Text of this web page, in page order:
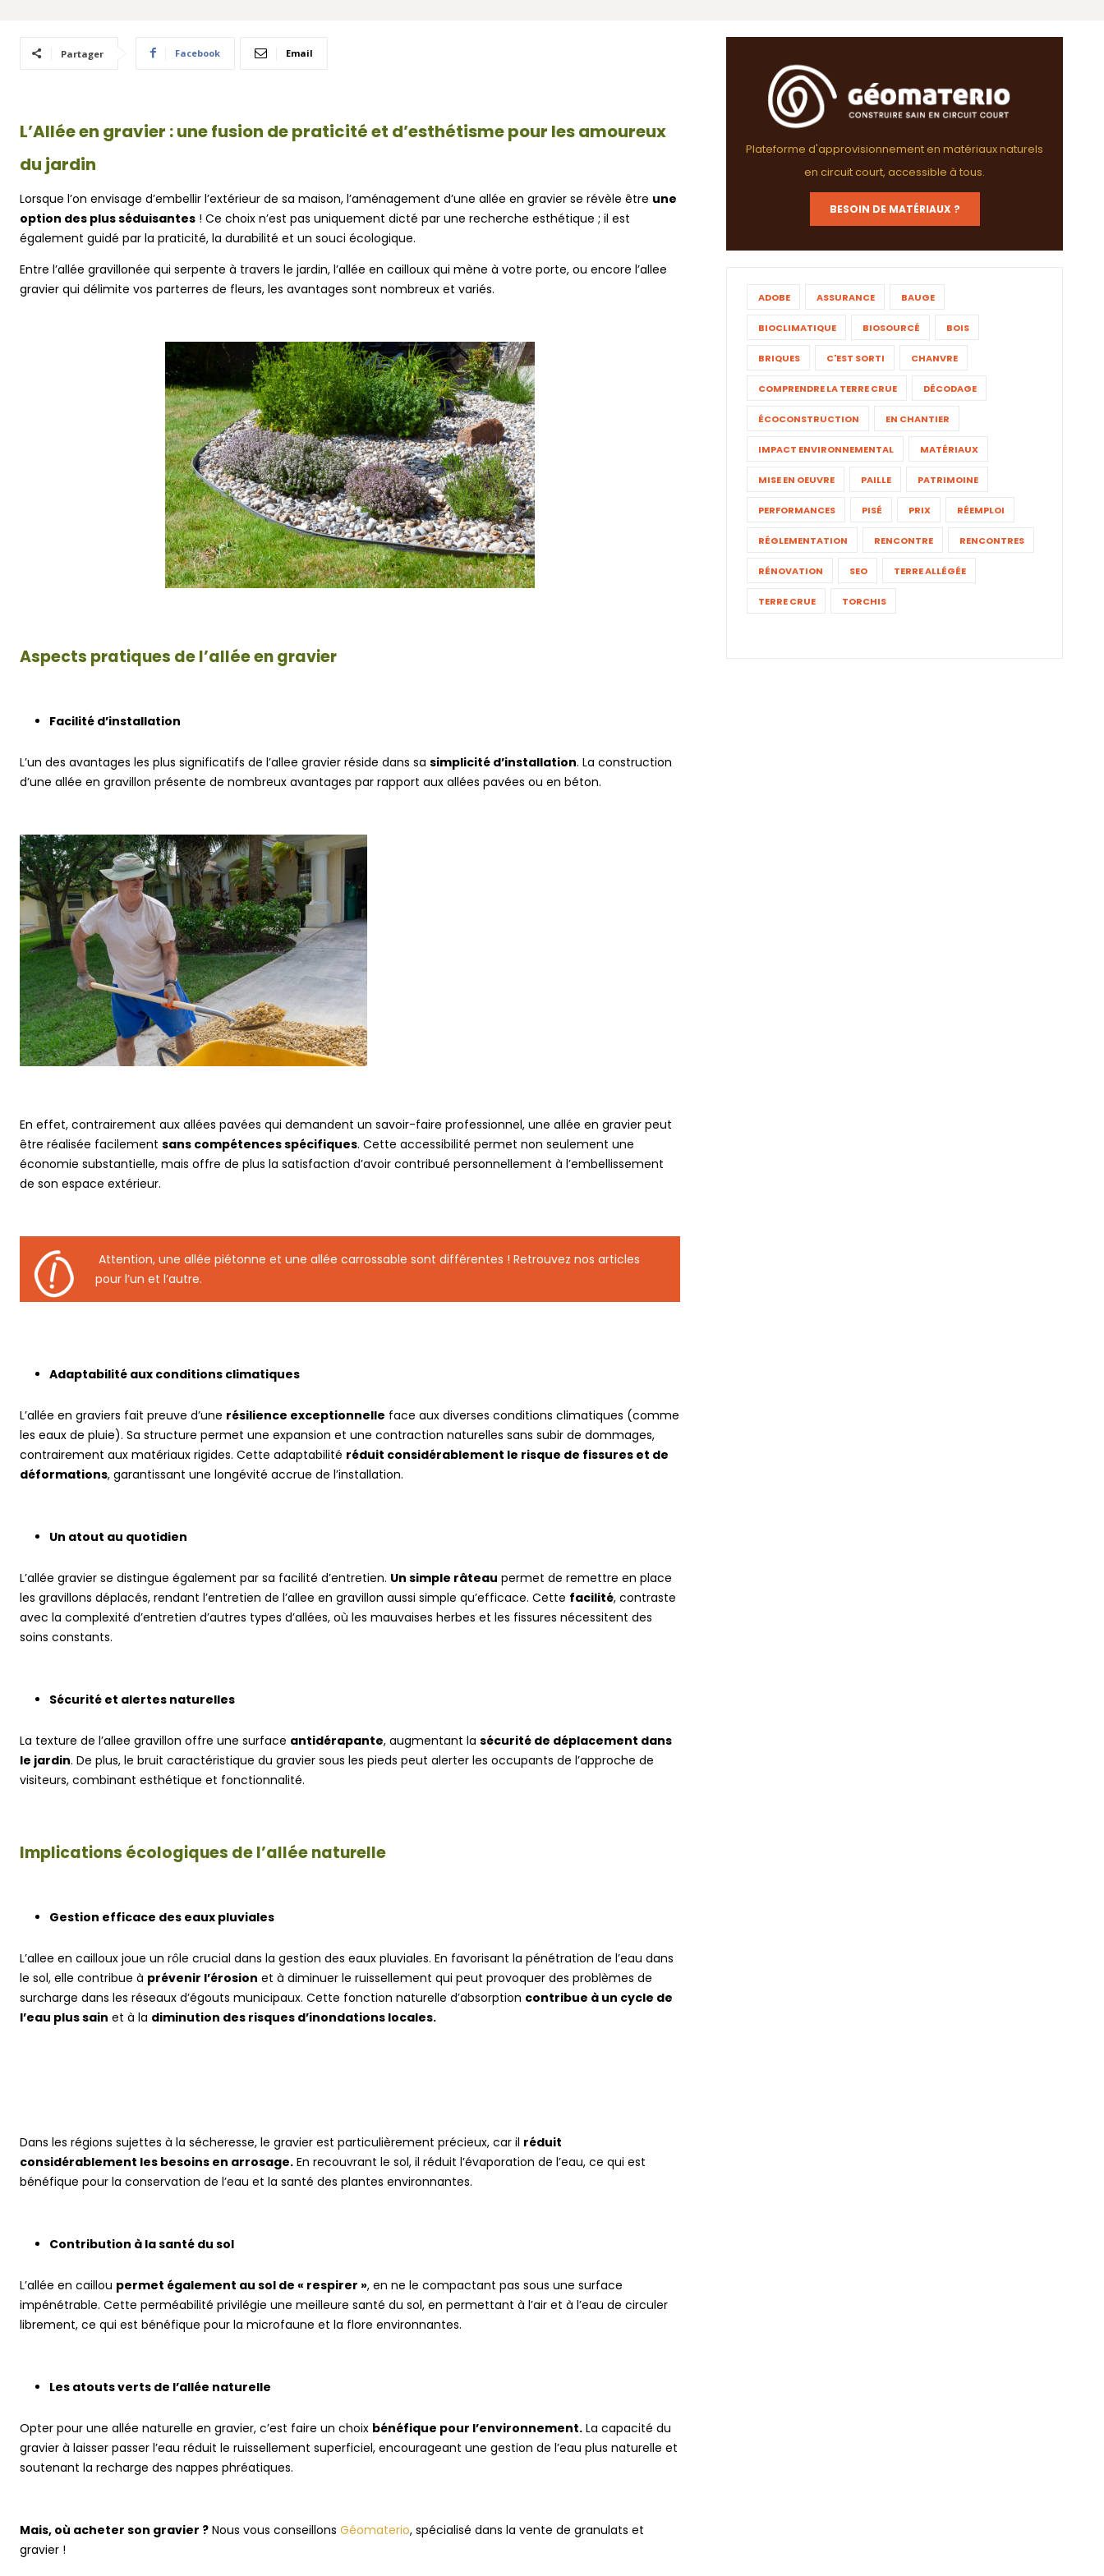
Partager Facebook Email
L’Allée en gravier : une fusion de praticité et d’esthétisme pour les amoureux
du jardin
Lorsque l’on envisage d’embellir l’extérieur de sa maison, l’aménagement d’une allée en gravier se révèle être une
option des plus séduisantes ! Ce choix n’est pas uniquement dicté par une recherche esthétique ; il est
également guidé par la praticité, la durabilité et un souci écologique.
Entre l’allée gravillonée qui serpente à travers le jardin, l’allée en cailloux qui mène à votre porte, ou encore l’allee
gravier qui délimite vos parterres de fleurs, les avantages sont nombreux et variés.
Aspects pratiques de l’allée en gravier
Facilité d’installation
L’un des avantages les plus significatifs de l’allee gravier réside dans sa simplicité d’installation. La construction
d’une allée en gravillon présente de nombreux avantages par rapport aux allées pavées ou en béton.
En effet, contrairement aux allées pavées qui demandent un savoir-faire professionnel, une allée en gravier peut
être réalisée facilement sans compétences spécifiques. Cette accessibilité permet non seulement une
économie substantielle, mais offre de plus la satisfaction d’avoir contribué personnellement à l’embellissement
de son espace extérieur.
Attention, une allée piétonne et une allée carrossable sont différentes ! Retrouvez nos articles
pour l’un et l’autre.
Adaptabilité aux conditions climatiques
L’allée en graviers fait preuve d’une résilience exceptionnelle face aux diverses conditions climatiques (comme
les eaux de pluie). Sa structure permet une expansion et une contraction naturelles sans subir de dommages,
contrairement aux matériaux rigides. Cette adaptabilité réduit considérablement le risque de fissures et de
déformations, garantissant une longévité accrue de l’installation.
Un atout au quotidien
L’allée gravier se distingue également par sa facilité d’entretien. Un simple râteau permet de remettre en place
les gravillons déplacés, rendant l’entretien de l’allee en gravillon aussi simple qu’efficace. Cette facilité, contraste
avec la complexité d’entretien d’autres types d’allées, où les mauvaises herbes et les fissures nécessitent des
soins constants.
Sécurité et alertes naturelles
La texture de l’allee gravillon offre une surface antidérapante, augmentant la sécurité de déplacement dans
le jardin. De plus, le bruit caractéristique du gravier sous les pieds peut alerter les occupants de l’approche de
visiteurs, combinant esthétique et fonctionnalité.
Implications écologiques de l’allée naturelle
Gestion efficace des eaux pluviales
L’allee en cailloux joue un rôle crucial dans la gestion des eaux pluviales. En favorisant la pénétration de l’eau dans
le sol, elle contribue à prévenir l’érosion et à diminuer le ruissellement qui peut provoquer des problèmes de
surcharge dans les réseaux d’égouts municipaux. Cette fonction naturelle d’absorption contribue à un cycle de
l’eau plus sain et à la diminution des risques d’inondations locales.
Dans les régions sujettes à la sécheresse, le gravier est particulièrement précieux, car il réduit
considérablement les besoins en arrosage. En recouvrant le sol, il réduit l’évaporation de l’eau, ce qui est
bénéfique pour la conservation de l’eau et la santé des plantes environnantes.
Contribution à la santé du sol
L’allée en caillou permet également au sol de « respirer », en ne le compactant pas sous une surface
impénétrable. Cette perméabilité privilégie une meilleure santé du sol, en permettant à l’air et à l’eau de circuler
librement, ce qui est bénéfique pour la microfaune et la flore environnantes.
Les atouts verts de l’allée naturelle
Opter pour une allée naturelle en gravier, c’est faire un choix bénéfique pour l’environnement. La capacité du
gravier à laisser passer l’eau réduit le ruissellement superficiel, encourageant une gestion de l’eau plus naturelle et
soutenant la recharge des nappes phréatiques.
Mais, où acheter son gravier ? Nous vous conseillons Géomaterio, spécialisé dans la vente de granulats et
gravier !
Plateforme d'approvisionnement en matériaux naturels
en circuit court, accessible à tous.
BESOIN DE MATÉRIAUX ?
ADOBE ASSURANCE BAUGE
BIOCLIMATIQUE BIOSOURCÉ BOIS
BRIQUES C'EST SORTI CHANVRE
COMPRENDRE LA TERRE CRUE DÉCODAGE
ÉCOCONSTRUCTION EN CHANTIER
IMPACT ENVIRONNEMENTAL MATÉRIAUX
MISE EN OEUVRE PAILLE PATRIMOINE
PERFORMANCES PISÉ PRIX RÉEMPLOI
RÉGLEMENTATION RENCONTRE RENCONTRES
RÉNOVATION SEO TERRE ALLÉGÉE
TERRE CRUE TORCHIS